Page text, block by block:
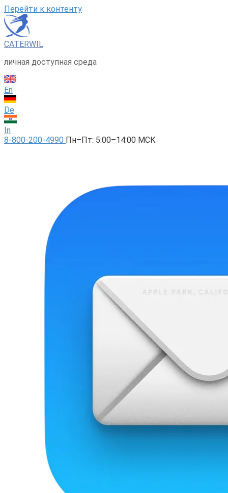
Перейти к контенту
CATERWIL
личная доступная среда
En
De
In
8-800-200-4990 Пн–Пт: 5:00–14:00 МСК